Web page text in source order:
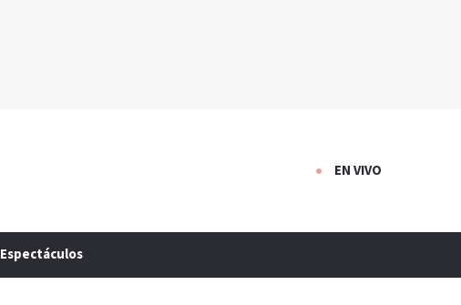
EN VIVO
Espectáculos